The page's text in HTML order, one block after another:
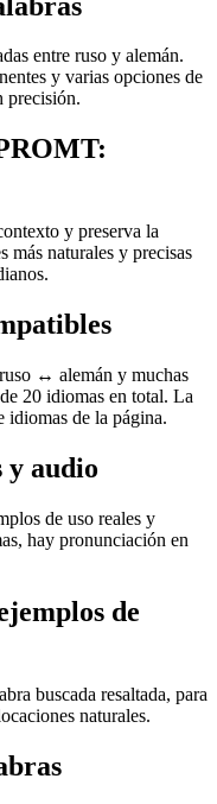
entre ruso y alemán.
y varias opciones de
precisión.
y preserva la
más naturales y precisas
↔ alemán y muchas
20 idiomas en total. La
idiomas de la página.
y audio
de uso reales y
hay pronunciación en
de
buscada resaltada, para
naturales.